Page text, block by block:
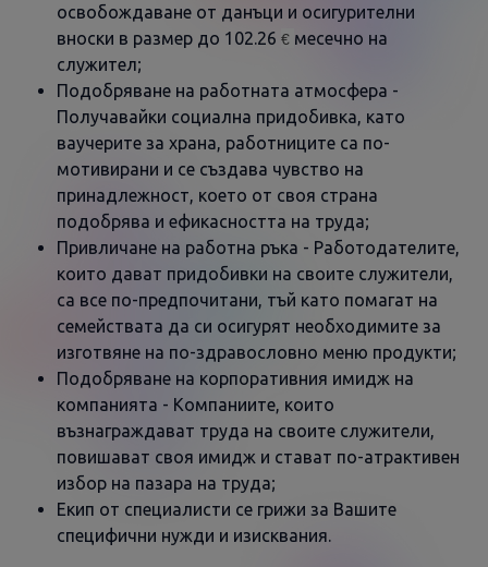
освобождаване от данъци и осигурителни
вноски в размер до 102.26 € месечно на
служител;
Подобряване на работната атмосфера -
Получавайки социална придобивка, като
ваучерите за храна, работниците са по-
мотивирани и се създава чувство на
принадлежност, което от своя страна
подобрява и ефикасността на труда;
Привличане на работна ръка - Работодателите,
които дават придобивки на своите служители,
са все по-предпочитани, тъй като помагат на
семействата да си осигурят необходимите за
изготвяне на по-здравословно меню продукти;
Подобряване на корпоративния имидж на
компанията - Компаниите, които
възнаграждават труда на своите служители,
повишават своя имидж и стават по-атрактивен
избор на пазара на труда;
Екип от специалисти се грижи за Вашите
специфични нужди и изисквания.